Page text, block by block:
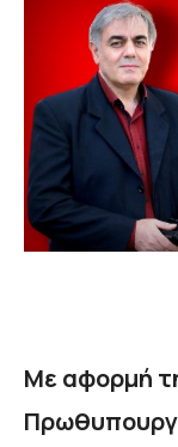
Με αφορμή